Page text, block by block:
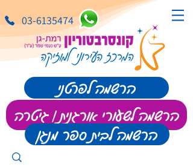
03-6135474
הרשמה לשעורי אורגנית | גיטרה
הרשמה לבית ספר מנגן
הרשמה לפרטני